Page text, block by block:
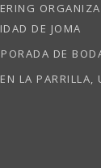
DE JOMA
DE
LA PARRILLA,